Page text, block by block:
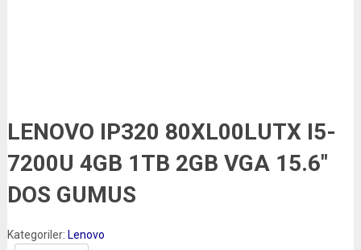
LENOVO IP320 80XL00LUTX I5-
7200U 4GB 1TB 2GB VGA 15.6″
DOS GUMUS
Kategoriler: Lenovo